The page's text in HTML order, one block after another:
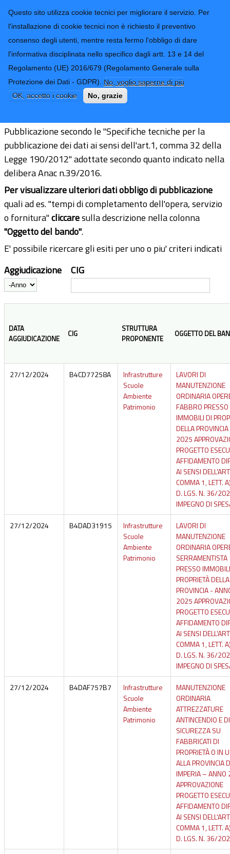
Questo sito utilizza cookie tecnici per migliorare il servizio. Per
l'installazione di cookie tecnici non è richiesto il preventivo
consenso degli utenti, mentre resta fermo l'obbligo di dare
l'informativa disciplinata nello specifico dagli artt. 13 e 14 del
Regolamento (UE) 2016/679 (Regolamento Generale sulla
Protezione dei Dati - GDPR). No, voglio saperne di più
OK, accetto i cookie
No, grazie
Provincia di
Imperia
CONTATTI-URP
TRASPARENZA
Form di ricerca
Informazioni sulle singole procedure
in formato tabellare
Pubblicazione secondo le "Specifiche tecniche per la
pubblicazione dei dati ai sensi dell'art.1, comma 32 della
Legge 190/2012" adottate secondo quanto indicato nella
delibera Anac n.39/2016.
Per visualizzare ulteriori dati obbligo di pubblicazione
quali ad es. "tempi di completamento dell'opera, servizio
o fornitura"cliccaresulla descrizione nella colonna
"Oggetto del bando".
E' possibile ricercare gli esiti per uno o piu' criteri indicati
Aggiudicazione
Anno
CIG
DATA
AGGIUDICAZIONE
CIG
STRUTTURA
PROPONENTE
OGGETTO DEL
27/12/2024 B4CD77258A
Infrastrutture
Scuole
Ambiente
Patrimonio
LAVORI DI
MANUTENZIONE
ORDINARIA
FABBRO PRESSO
IMMOBILI DI
DELLA
2025
PROGETTO
AFFIDAMENTO
AI SENSI
COMMA 1, LETT.
D. LGS. N. 36/
IMPEGNO DI
27/12/2024
B4DAD31915
Infrastrutture
Scuole
Ambiente
Patrimonio
LAVORI DI
MANUTENZIONE
ORDINARIA
SERRAMENTISTA
PRESSO
PROPRIETÀ DELLA
PROVINCIA -
2025
PROGETTO
AFFIDAMENTO
AI SENSI
COMMA 1, LETT.
D. LGS. N. 36/
IMPEGNO DI
27/12/2024
B4DAF757B7
Infrastrutture
Scuole
Ambiente
Patrimonio
MANUTENZIONE
ORDINARIA
ATTREZZATURE
ANTINCENDIO E DI
SICUREZZA SU
FABBRICATI DI
PROPRIETÀ O IN
ALLA PROVINCIA
IMPERIA –
APPROVAZIONE
PROGETTO
AFFIDAMENTO
AI SENSI
COMMA 1, LETT.
D. LGS. N. 36/